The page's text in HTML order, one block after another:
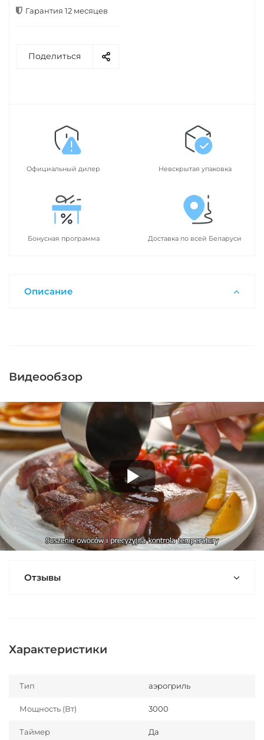
Гарантия 12 месяцев
Поделиться
Официальный дилер Невскрытая упаковка
Бонусная программа Доставка по всей Беларуси
Описание
Видеообзор
Отзывы
Характеристики
Тип аэрогриль
Мощность (Вт) 3000
Таймер Да